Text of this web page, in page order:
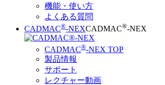
機能・使い方
よくある質問
CADMAC®-NEXCADMAC®-NEX
CADMAC®-NEX TOP
製品情報
サポート
レクチャー動画